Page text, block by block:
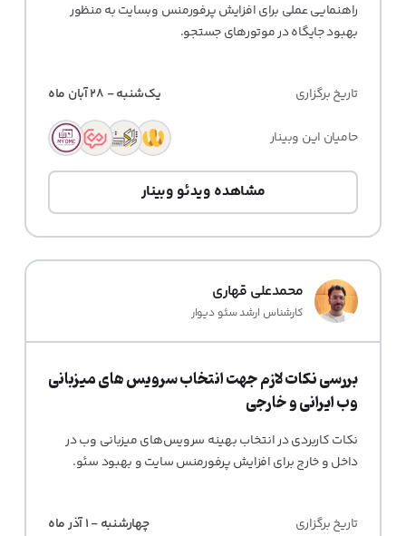
راهنمایی عملی برای افزایش پرفورمنس وبسایت به منظور
بهبود جایگاه در موتورهای جستجو.
تاریخ برگزاری یک‌شنبه - 28 آبان ماه
حامیان این وبینار
مشاهده ویدئو وبینار
محمدعلی قهاری
کارشناس ارشد سئو دیوار
بررسی نکات لازم جهت انتخاب سرویس های میزبانی
وب ایرانی و خارجی
نکات کاربردی در انتخاب بهینه سرویس‌های میزبانی وب در
داخل و خارج برای افزایش پرفورمنس سایت و بهبود سئو.
تاریخ برگزاری چهار‌شنبه - 1 آذر ماه